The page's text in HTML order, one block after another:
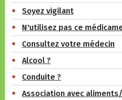
Soyez vigilant
N'utilisez pas ce
Consultez votre médecin
Alcool ?
Conduite ?
Association avec